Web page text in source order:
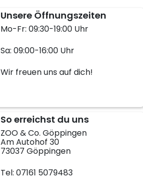
Unsere Öffnungszeiten
Mo-Fr: 09:30-19:00 Uhr
Sa: 09:00-16:00 Uhr
Wir freuen uns auf dich!
So erreichst du uns
ZOO & Co. Göppingen
Am Autohof 30
73037 Göppingen
Tel: 07161 5079483